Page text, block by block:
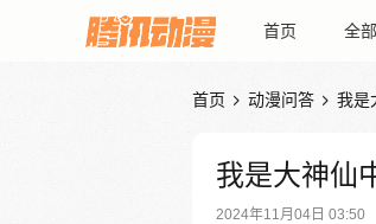
首页 全
首页  动漫问答  我是
我是大神仙
2024年11月04日 03:50